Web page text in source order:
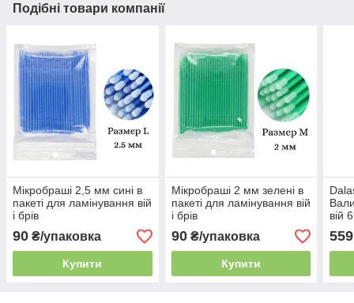
Подібні товари компанії
Мікробраші 2,5 мм сині в
пакеті для ламінування вій
і брів
90 ₴/упаковка
Купити
Мікробраші 2 мм зелені в
пакеті для ламінування вій
і брів
90₴/упаковка
Купити
вій
559